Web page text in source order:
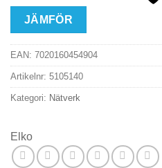
JÄMFÖR
EAN: 7020160454904
Artikelnr: 5105140
Kategori: Nätverk
Elko